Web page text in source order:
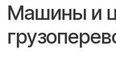
Машины и